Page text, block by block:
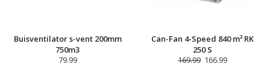
Buisventilator s-vent 200mm
750m3
79.99
Can-Fan 4-Speed 840 m³ RK
250 S
169.99 166.99